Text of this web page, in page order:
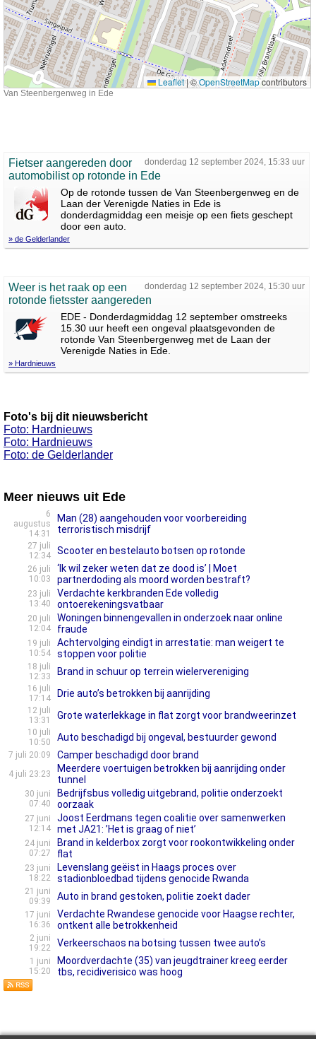
Leaflet |©OpenStreetMapcontributors
Van Steenbergenweg in Ede
donderdag 12 september 2024, 15:33 uur
Fietser aangereden door
automobilist op rotonde in Ede
Op de rotonde tussen de Van Steenbergenweg en de
Laan der Verenigde Naties in Ede is
donderdagmiddag een meisje op een fiets geschept
door een auto.
» de Gelderlander
donderdag 12 september 2024, 15:30 uur
Weer is het raak op een
rotonde fietsster aangereden
EDE - Donderdagmiddag 12 september omstreeks
15.30 uur heeft een ongeval plaatsgevonden de
rotonde Van Steenbergenweg met de Laan der
Verenigde Naties in Ede.
» Hardnieuws
Foto's bij dit nieuwsbericht
Foto: Hardnieuws
Foto: Hardnieuws
Foto: de Gelderlander
Meer nieuws uit Ede
6
augustus
14:31
Man (28) aangehouden voor voorbereiding
terroristisch misdrijf
27 juli
12:34
Scooter en bestelauto botsen op rotonde
26 juli
10:03
‘Ik wil zeker weten dat ze dood is’ | Moet
partnerdoding als moord worden bestraft?
23 juli
13:40
Verdachte kerkbranden Ede volledig
ontoerekeningsvatbaar
20 juli
12:04
Woningen binnengevallen in onderzoek naar online
fraude
19 juli
10:54
Achtervolging eindigt in arrestatie: man weigert te
stoppen voor politie
18 juli
12:33
Brand in schuur op terrein wielervereniging
16 juli
17:14
Drie auto’s betrokken bij aanrijding
12 juli
13:31
Grote waterlekkage in flat zorgt voor brandweerinzet
10 juli
10:50
Auto beschadigd bij ongeval, bestuurder gewond
7 juli 20:09 Camper beschadigd door brand
4 juli 23:23
Meerdere voertuigen betrokken bij aanrijding onder
tunnel
30 juni
07:40
Bedrijfsbus volledig uitgebrand, politie onderzoekt
oorzaak
27 juni
12:14
Joost Eerdmans tegen coalitie over samenwerken
met JA21: ’Het is graag of niet’
24 juni
07:27
Brand in kelderbox zorgt voor rookontwikkeling onder
flat
23 juni
18:22
Levenslang geëist in Haags proces over
stadionbloedbad tijdens genocide Rwanda
21 juni
09:39
Auto in brand gestoken, politie zoekt dader
17 juni
16:36
Verdachte Rwandese genocide voor Haagse rechter,
ontkent alle betrokkenheid
2 juni
19:22
Verkeerschaos na botsing tussen twee auto’s
1 juni
15:20
Moordverdachte (35) van jeugdtrainer kreeg eerder
tbs, recidiverisico was hoog